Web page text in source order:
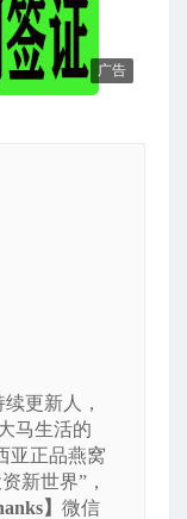
广告
更新人，
马生活的
亚正品燕窝
新世界”，
】 微信